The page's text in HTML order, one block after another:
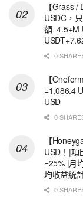
【Grass
USDC，
額=4.5+M
0
【
=1,086.4
USD
0
【
USD！|項
=25% |月
均收益統
0